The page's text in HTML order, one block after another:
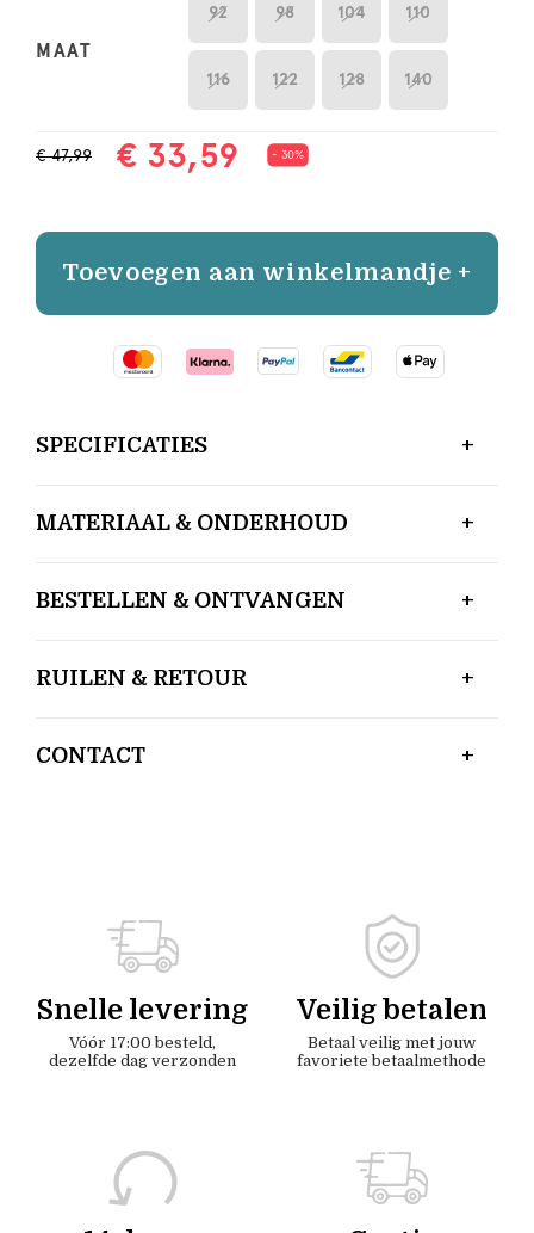
MAAT
92 98 104 110
116 122 128 140
€ 47,99 € 33,59 - 30%
Toevoegen aan winkelmandje +
SPECIFICATIES
MATERIAAL & ONDERHOUD
BESTELLEN & ONTVANGEN
RUILEN & RETOUR
CONTACT
Snelle levering
Vóór 17:00 besteld,
dezelfde dag verzonden
Veilig betalen
Betaal veilig met jouw
favoriete betaalmethode